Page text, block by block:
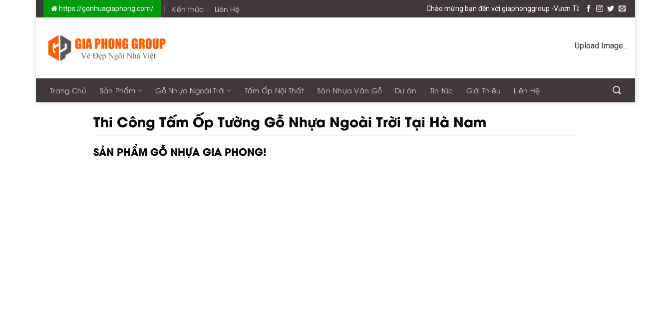
to
https://gonhuagiaphong.com/ Kiến thức Liên Hệ Chào mừng bạn đến với giaphonggroup -Vươn Tầm Tổ Âm Việt
Upload Image...
Trang Chủ Sản Phẩm Gỗ Nhựa Ngoài Trời Tấm Ốp Nội Thất Sàn Nhựa Vân Gỗ Dự án Tin tức Giới Thiệu Liên Hệ
Thi Công Tấm Ốp Tường Gỗ Nhựa Ngoài Trời Tại Hà Nam
SẢN PHẨM GỖ NHỰA GIA PHONG!